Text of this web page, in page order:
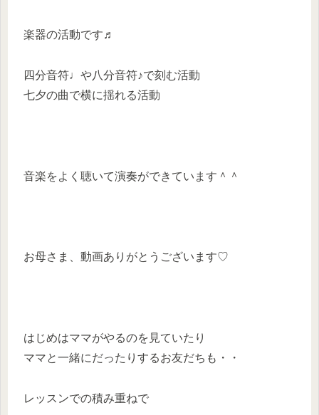
楽器の活動です♬
四分音符♩や八分音符♪で刻む活動
七夕の曲で横に揺れる活動
音楽をよく聴いて演奏ができています＾＾
お母さま、動画ありがとうございます♡
はじめはママがやるのを見ていたり
ママと一緒にだったりするお友だちも・・
レッスンでの積み重ねで